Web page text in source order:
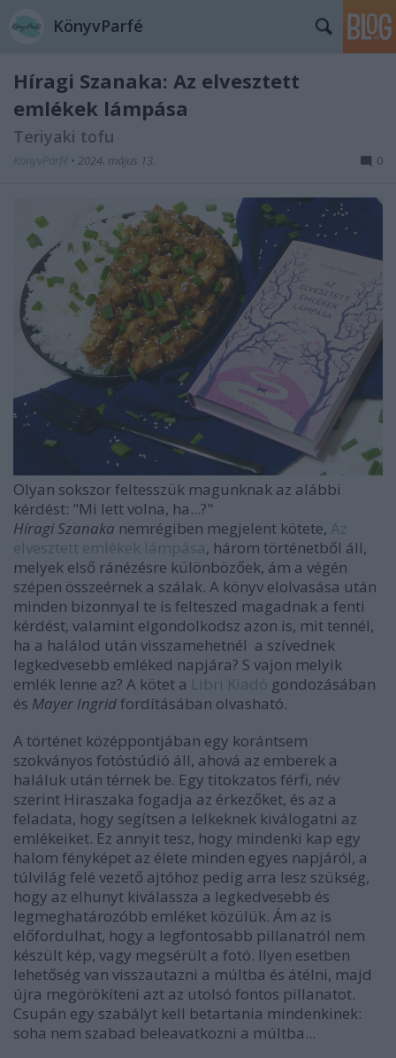
KönyvParfé
Híragi Szanaka: Az ​elvesztett
emlékek lámpása
Teriyaki tofu
KönyvParfé • 2024. május 13. 0
Olyan sokszor feltesszük magunknak az alábbi
kérdést: "Mi lett volna, ha...?"
Híragi Szanaka nemrégiben megjelent kötete, Az
elvesztett emlékek lámpása, három történetből áll,
melyek első ránézésre különbözőek, ám a végén
szépen összeérnek a szálak. A könyv elolvasása után
minden bizonnyal te is felteszed magadnak a fenti
kérdést, valamint elgondolkodsz azon is, mit tennél,
ha a halálod után visszamehetnél a szívednek
legkedvesebb emléked napjára? S vajon melyik
emlék lenne az? A kötet a Libri Kiadó gondozásában
és Mayer Ingridfordításában olvasható.
A történet középpontjában egy korántsem
szokványos fotóstúdió áll, ahová az emberek a
haláluk után térnek be. Egy titokzatos férfi, név
szerint Hiraszaka fogadja az érkezőket, és az a
feladata, hogy segítsen a lelkeknek kiválogatni az
emlékeiket. Ez annyit tesz, hogy mindenki kap egy
halom fényképet az élete minden egyes napjáról, a
túlvilág felé vezető ajtóhoz pedig arra lesz szükség,
hogy az elhunyt kiválassza a legkedvesebb és
legmeghatározóbb emléket közülük. Ám az is
előfordulhat, hogy a legfontosabb pillanatról nem
készült kép, vagy megsérült a fotó. Ilyen esetben
lehetőség van visszautazni a múltba és átélni, majd
újra megörökíteni azt az utolsó fontos pillanatot.
Csupán egy szabályt kell betartania mindenkinek:
soha nem szabad beleavatkozni a múltba...